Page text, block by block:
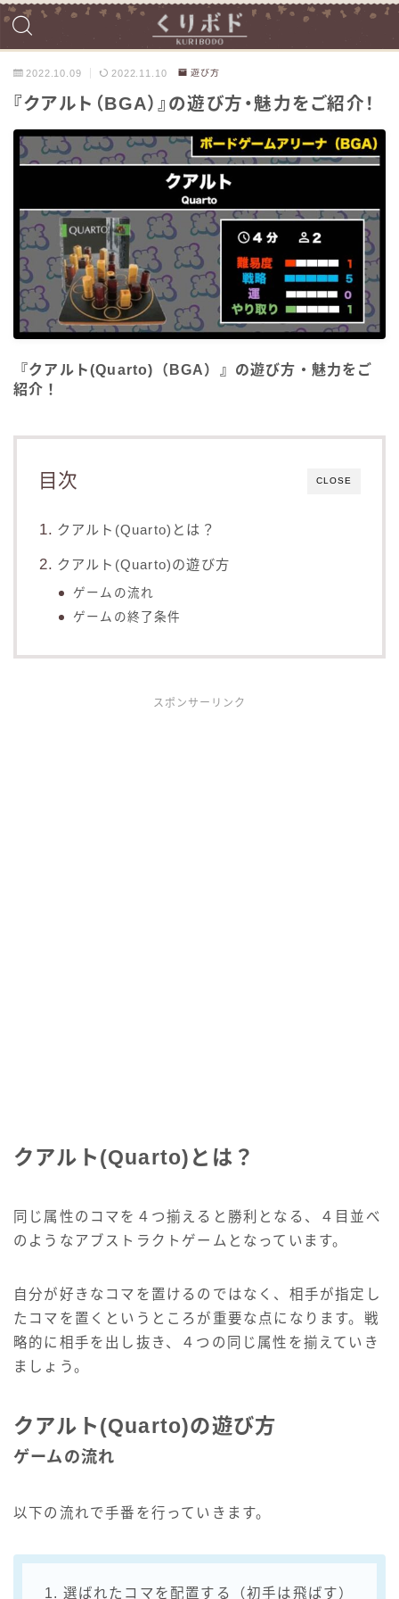
2022.10.09 2022.11.10 遊び方
『クアルト（BGA）』の遊び方・魅力をご紹介！
『クアルト(Quarto)（BGA）』の遊び方・魅力をご
紹介！
CLOSE
目次
クアルト(Quarto)とは？
クアルト(Quarto)の遊び方
ゲームの流れ
ゲームの終了条件
スポンサーリンク
クアルト(Quarto)とは？
同じ属性のコマを４つ揃えると勝利となる、４目並べ
のようなアブストラクトゲームとなっています。
自分が好きなコマを置けるのではなく、相手が指定し
たコマを置くというところが重要な点になります。戦
略的に相手を出し抜き、４つの同じ属性を揃えていき
ましょう。
クアルト(Quarto)の遊び方
ゲームの流れ
以下の流れで手番を行っていきます。
1. 選ばれたコマを配置する（初手は飛ばす）